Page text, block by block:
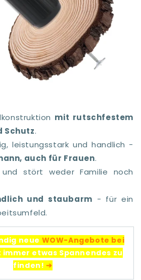
mit rutschfestem
Schutz.
leistungsstark und handlich -
auch für Frauen.
und stört weder Familie noch
und staubarm - für ein
neue WOW-Angebote bei
immer etwas Spannendes zu
finden!➔